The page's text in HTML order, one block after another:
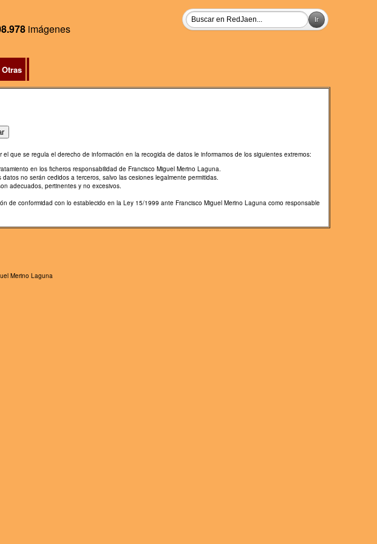
imágenes
Otras
que se regula el derecho de información en la recogida de datos le informamos de los siguientes extremos:
en los ficheros responsabilidad de Francisco Miguel Merino Laguna.
no serán cedidos a terceros, salvo las cesiones legalmente permitidas.
adecuados, pertinentes y no excesivos.
de conformidad con lo establecido en la Ley 15/1999 ante Francisco Miguel Merino Laguna como responsable
Merino Laguna